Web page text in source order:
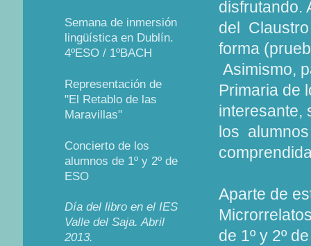
disfrutando.
del Claustro
forma
Asimismo,
Primaria de
interesante,
los
Aparte de
de 1º y 2º
Semana de inmersión
lingüística en Dublín.
4ºESO / 1ºBACH
Representación de
"El Retablo de las
Maravillas"
Concierto de los
alumnos de 1º y 2º de
ESO
Día del libro en el IES
Valle del Saja. Abril
2013.